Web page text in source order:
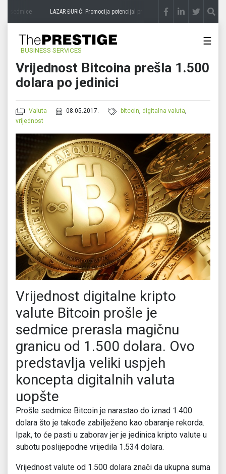
sedmice LAZAR ĐURIĆ: Promocija potencijal pretvara u destinaciju prije 3 sedmice
BUSINESS SERVICES
☰
Vrijednost Bitcoina prešla 1.500
dolara po jedinici
Valuta 08.05.2017. bitcoin, digitalna valuta,
vrijednost
Vrijednost digitalne kripto
valute Bitcoin prošle je
sedmice prerasla magičnu
granicu od 1.500 dolara. Ovo
predstavlja veliki uspjeh
koncepta digitalnih valuta
uopšte
Prošle sedmice Bitcoin je narastao do iznad 1.400
dolara što je takođe zabilježeno kao obaranje rekorda.
Ipak, to će pasti u zaborav jer je jedinica kripto valute u
subotu poslijepodne vrijedila 1.534 dolara.
Vrijednost valute od 1.500 dolara znači da ukupna suma